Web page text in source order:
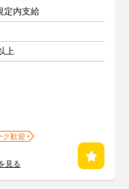
定内支給
上
ク歓迎
見る